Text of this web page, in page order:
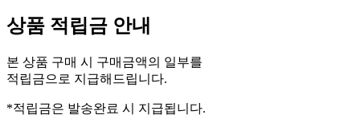
상품 적립금 안내
본 상품 구매 시 구매금액의 일부를
적립금으로 지급해드립니다.
*적립금은 발송완료 시 지급됩니다.